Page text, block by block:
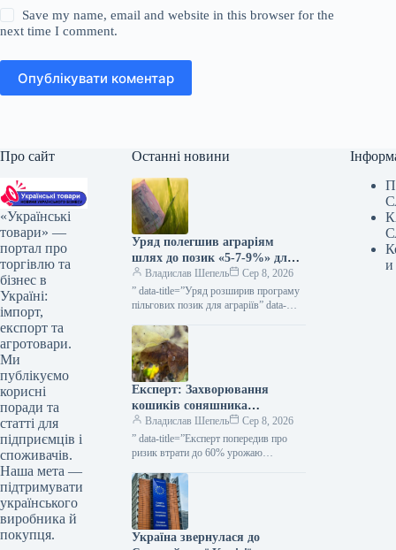
Save my name, email and website in this browser for the
next time I comment.
Опублікувати коментар
Про сайт
«Українські
товари» —
портал про
торгівлю та
бізнес в
Україні:
імпорт,
експорт та
агротовари.
Ми
публікуємо
корисні
поради та
статті для
підприємців і
споживачів.
Наша мета —
підтримувати
українського
виробника й
покупця.
Останні новини
Уряд полегшив аграріям
шлях до позик «5-7-9%» для
весняних посівних робіт та
виробничих завдань —
КУРКУЛЬ
Владислав Шепель
Сер 8, 2026
” data-title=”Уряд розширив програму
пільгових позик для аграріїв” data-
uryad-rozshiriv-programu-dostupnih-
kreditiv-dlya-fermeriv”> Уряд
розширив програму пільгових позик
для аграріїв 8 серпня 2026 53…
Експерт: Захворювання
кошиків соняшника
загрожують втратою до 60%
врожаю — KURKUL
Владислав Шепель
Сер 8, 2026
” data-title=”Експерт попередив про
ризик втрати до 60% урожаю
url=”https://kurkul.com/news/41847-
ekspert-poperediv-pro-rizik-vtrati-do-60-
urojayu-sonyashniku-cherez-gnili”>
Експерт повідомив про ймовірність
втрати до 60%…
Україна звернулася до
и